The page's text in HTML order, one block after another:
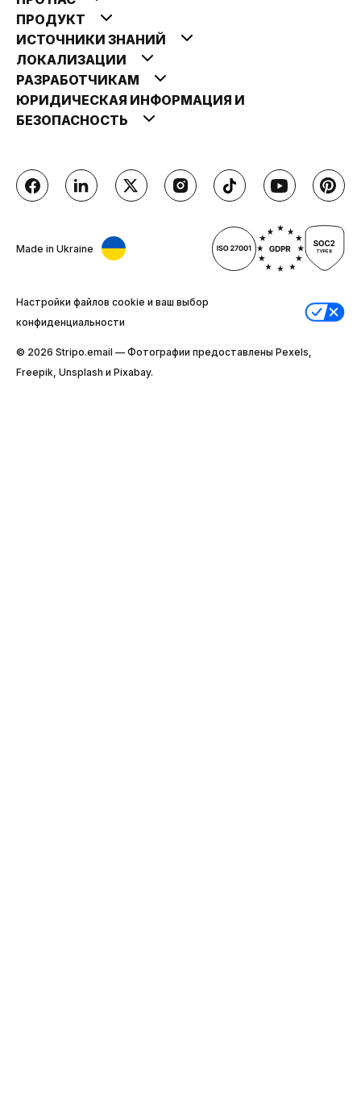
ПРОДУКТ
ИСТОЧНИКИ ЗНАНИЙ
ЛОКАЛИЗАЦИИ
РАЗРАБОТЧИКАМ
ЮРИДИЧЕСКАЯ ИНФОРМАЦИЯ И
БЕЗОПАСНОСТЬ
Made in Ukraine
Настройки файлов cookie и ваш выбор
конфиденциальности
© 2026 Stripо.email — Фотографии предоставлены Pexels,
Freepik, Unsplash и Pixabay.